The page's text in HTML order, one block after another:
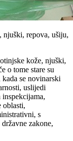
kože, njuški,
o tome stare su
se novinarski
uslijedi
oblasti,
s
zakone,